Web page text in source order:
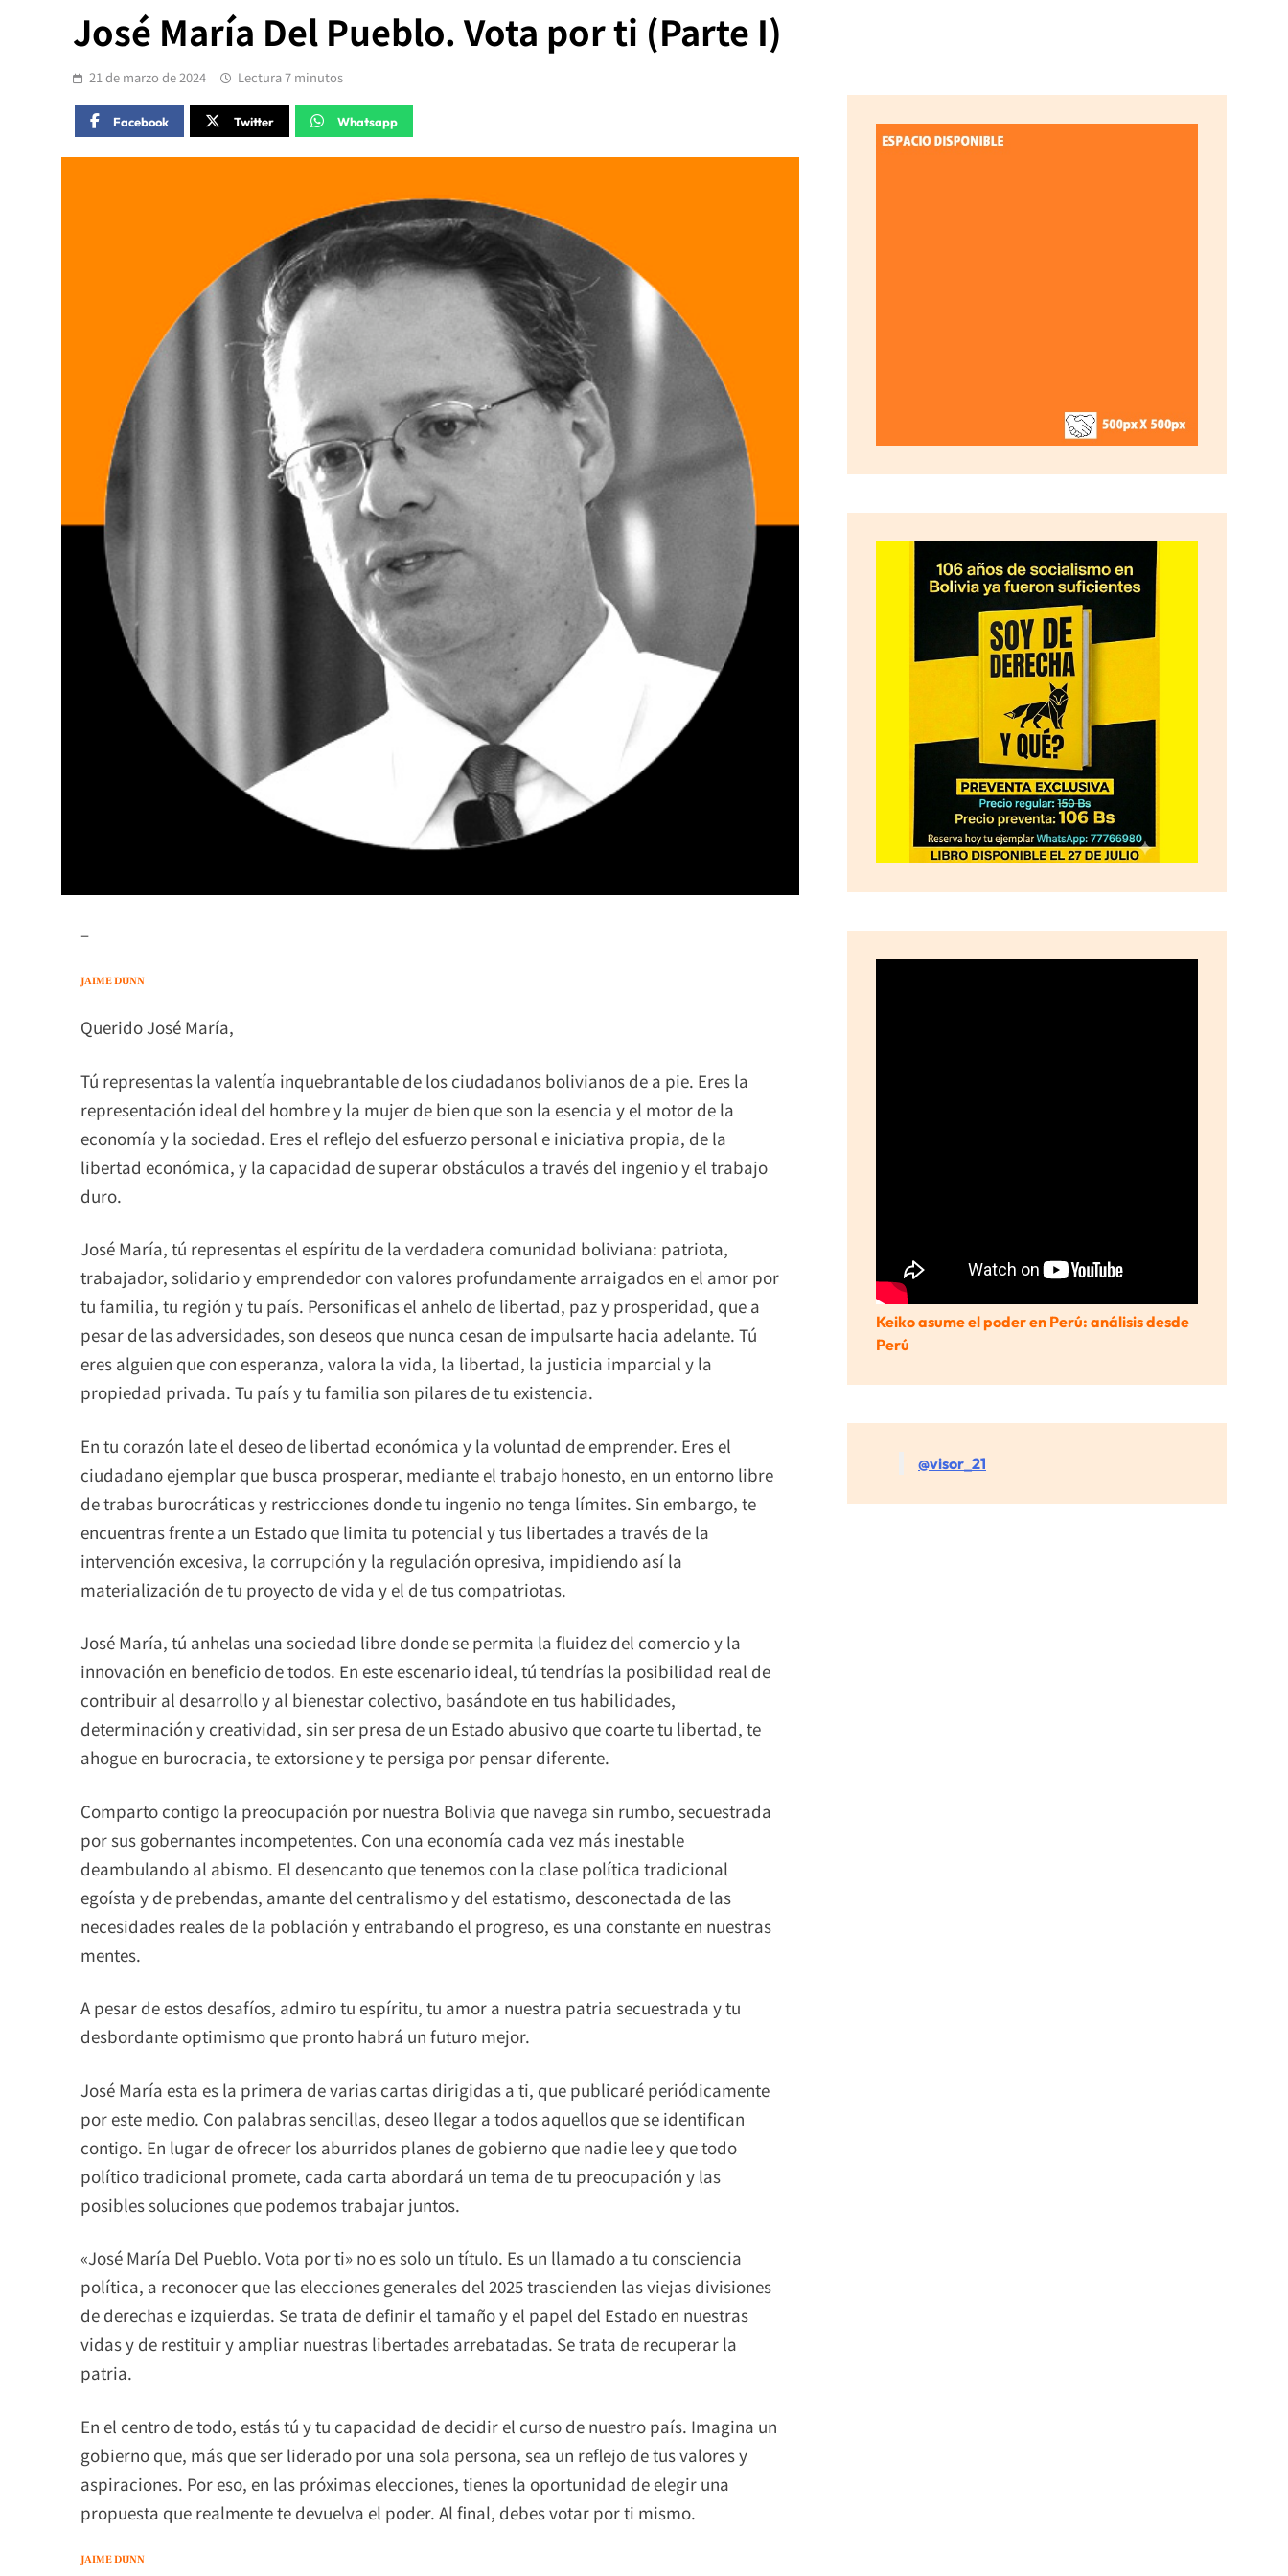
José María Del Pueblo. Vota por ti (Parte I)
21 de marzo de 2024 Lectura 7 minutos
Facebook Twitter Whatsapp
–
JAIME DUNN
Querido José María,
Tú representas la valentía inquebrantable de los ciudadanos bolivianos de a pie. Eres la
representación ideal del hombre y la mujer de bien que son la esencia y el motor de la
economía y la sociedad. Eres el reflejo del esfuerzo personal e iniciativa propia, de la
libertad económica, y la capacidad de superar obstáculos a través del ingenio y el trabajo
duro.
José María, tú representas el espíritu de la verdadera comunidad boliviana: patriota,
trabajador, solidario y emprendedor con valores profundamente arraigados en el amor por
tu familia, tu región y tu país. Personificas el anhelo de libertad, paz y prosperidad, que a
pesar de las adversidades, son deseos que nunca cesan de impulsarte hacia adelante. Tú
eres alguien que con esperanza, valora la vida, la libertad, la justicia imparcial y la
propiedad privada. Tu país y tu familia son pilares de tu existencia.
En tu corazón late el deseo de libertad económica y la voluntad de emprender. Eres el
ciudadano ejemplar que busca prosperar, mediante el trabajo honesto, en un entorno libre
de trabas burocráticas y restricciones donde tu ingenio no tenga límites. Sin embargo, te
encuentras frente a un Estado que limita tu potencial y tus libertades a través de la
intervención excesiva, la corrupción y la regulación opresiva, impidiendo así la
materialización de tu proyecto de vida y el de tus compatriotas.
José María, tú anhelas una sociedad libre donde se permita la fluidez del comercio y la
innovación en beneficio de todos. En este escenario ideal, tú tendrías la posibilidad real de
contribuir al desarrollo y al bienestar colectivo, basándote en tus habilidades,
determinación y creatividad, sin ser presa de un Estado abusivo que coarte tu libertad, te
ahogue en burocracia, te extorsione y te persiga por pensar diferente.
Comparto contigo la preocupación por nuestra Bolivia que navega sin rumbo, secuestrada
por sus gobernantes incompetentes. Con una economía cada vez más inestable
deambulando al abismo. El desencanto que tenemos con la clase política tradicional
egoísta y de prebendas, amante del centralismo y del estatismo, desconectada de las
necesidades reales de la población y entrabando el progreso, es una constante en nuestras
mentes.
A pesar de estos desafíos, admiro tu espíritu, tu amor a nuestra patria secuestrada y tu
desbordante optimismo que pronto habrá un futuro mejor.
José María esta es la primera de varias cartas dirigidas a ti, que publicaré periódicamente
por este medio. Con palabras sencillas, deseo llegar a todos aquellos que se identifican
contigo. En lugar de ofrecer los aburridos planes de gobierno que nadie lee y que todo
político tradicional promete, cada carta abordará un tema de tu preocupación y las
posibles soluciones que podemos trabajar juntos.
«José María Del Pueblo. Vota por ti» no es solo un título. Es un llamado a tu consciencia
política, a reconocer que las elecciones generales del 2025 trascienden las viejas divisiones
de derechas e izquierdas. Se trata de definir el tamaño y el papel del Estado en nuestras
vidas y de restituir y ampliar nuestras libertades arrebatadas. Se trata de recuperar la
patria.
En el centro de todo, estás tú y tu capacidad de decidir el curso de nuestro país. Imagina un
gobierno que, más que ser liderado por una sola persona, sea un reflejo de tus valores y
aspiraciones. Por eso, en las próximas elecciones, tienes la oportunidad de elegir una
propuesta que realmente te devuelva el poder. Al final, debes votar por ti mismo.
JAIME DUNN
Keiko asume el poder en Perú: análisis desde
Perú
@visor_21